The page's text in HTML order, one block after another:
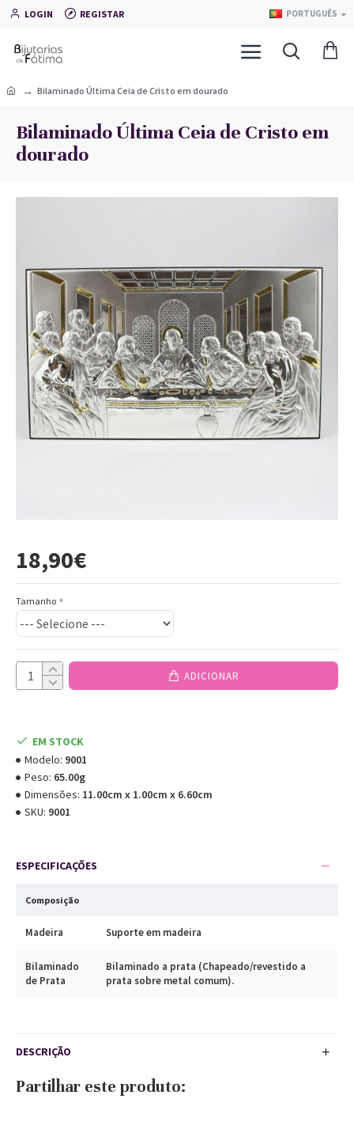
LOGIN REGISTAR PORTUGUÊS
Bilaminado Última Ceia de Cristo em dourado
Bilaminado Última Ceia de Cristo em
dourado
EM STOCK
Modelo: 9001
Peso: 65.00g
Dimensões: 11.00cm x 1.00cm x 6.60cm
SKU: 9001
18,90€
Tamanho
ADICIONAR
Partilhar este produto:
ESPECIFICAÇÕES
Composição
Madeira Suporte em madeira
Bilaminado
de Prata
Bilaminado a prata (Chapeado/revestido a
prata sobre metal comum).
DESCRIÇÃO